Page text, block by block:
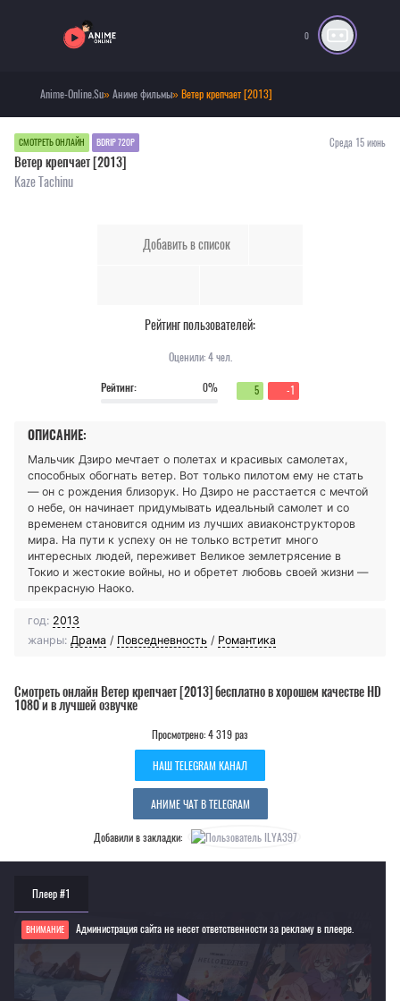
0
Anime-Online.Su»Аниме фильмы» Ветер крепчает [2013]
СМОТРЕТЬ ОНЛАЙН BDRIP 720P Среда 15 июнь
Ветер крепчает [2013]
Kaze Tachinu
Добавить в список
Рейтинг пользователей:
Оценили:4чел.
Рейтинг:
0% 5 -1
ОПИСАНИЕ:
Мальчик Дзиро мечтает о полетах и красивых самолетах,
способных обогнать ветер. Вот только пилотом ему не стать
— он с рождения близорук. Но Дзиро не расстается с мечтой
о небе, он начинает придумывать идеальный самолет и со
временем становится одним из лучших авиаконструкторов
мира. На пути к успеху он не только встретит много
интересных людей, переживет Великое землетрясение в
Токио и жестокие войны, но и обретет любовь своей жизни —
прекрасную Наоко.
год: 2013
жанры: Драма / Повседневность / Романтика
Смотреть онлайн Ветер крепчает [2013] бесплатно в хорошем качестве HD
1080 и в лучшей озвучке
Просмотрено: 4 319 раз
НАШ TELEGRAM КАНАЛ
АНИМЕ ЧАТ В TELEGRAM
Добавили в закладки:
Плеер #1
ВНИМАНИЕ Администрация сайта не несет ответственности за рекламу в плеере.
Если видео не работает, обновите страницу или выберите другой плеер!
Для просмотра некоторых аниме необходимо установить VPN